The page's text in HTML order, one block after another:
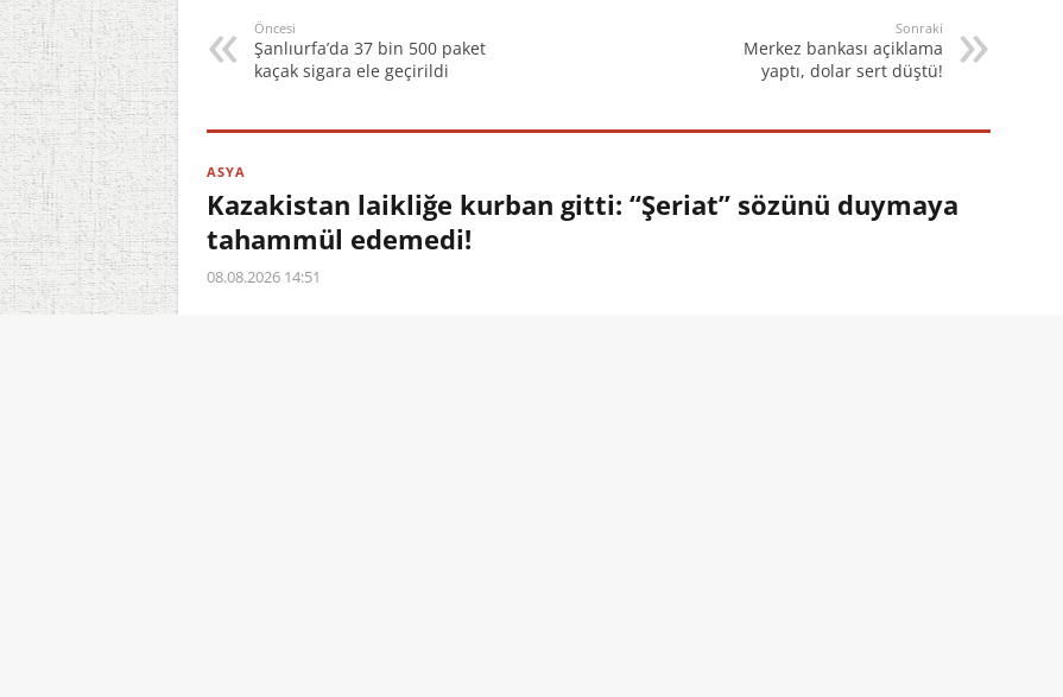
Öncesi
Şanlıurfa’da 37 bin 500 paket
kaçak sigara ele geçirildi
Sonraki
Merkez bankası açiklama
yaptı, dolar sert düştü!
ASYA
Kazakistan laikliğe kurban gitti: “Şeriat” sözünü duymaya
tahammül edemedi!
08.08.2026 14:51